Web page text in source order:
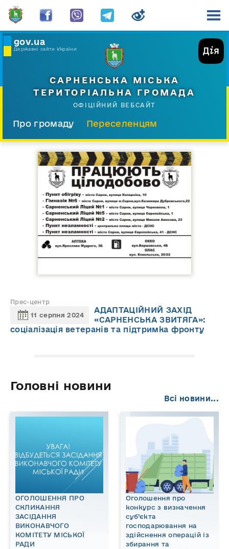
gov.ua
Державні сайти України
САРНЕНСЬКА МІСЬКА
ТЕРИТОРІАЛЬНА ГРОМАДА
ОФІЦІЙНИЙ ВЕБСАЙТ
Про громаду
Переселенцям
Прес-центр
Прес-центр
11 серпня 2024
АДАПТАЦІЙНИЙ ЗАХІД
«САРНЕНСЬКА ЗВИТЯГА»:
соціалізація ветеранів та підтримка фронту
Головні новини
Всі новини...
ОГОЛОШЕННЯ ПРО
СКЛИКАННЯ
ЗАСІДАННЯ
ВИКОНАВЧОГО
КОМІТЕТУ МІСЬКОЇ
РАДИ
Оголошення про
конкурс з визначення
суб’єкта
господарювання на
здійснення операцій із
збирання та